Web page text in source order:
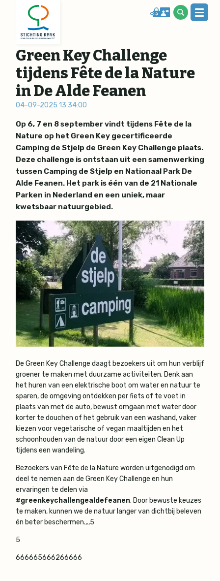
Green Key Challenge
tijdens Fête de la Nature
in De Alde Feanen
04-09-2025 13:34:00
Op 6, 7 en 8 september vindt tijdens Fête de la
Nature op het Green Key gecertificeerde
Camping de Stjelp de Green Key Challenge plaats.
Deze challenge is ontstaan uit een samenwerking
tussen Camping de Stjelp en Nationaal Park De
Alde Feanen. Het park is één van de 21 Nationale
Parken in Nederland en een uniek, maar
kwetsbaar natuurgebied.
De Green Key Challenge daagt bezoekers uit om hun verblijf
groener te maken met duurzame activiteiten. Denk aan
het huren van een elektrische boot om water en natuur te
sparen, de omgeving ontdekken per fiets of te voet in
plaats van met de auto, bewust omgaan met water door
korter te douchen of het gebruik van een washand, vaker
kiezen voor vegetarische of vegan maaltijden en het
schoonhouden van de natuur door een eigen Clean Up
tijdens een wandeling.
Bezoekers van Fête de la Nature worden uitgenodigd om
deel te nemen aan de Green Key Challenge en hun
ervaringen te delen via
#greenkeychallengealdefeanen. Door bewuste keuzes
te maken, kunnen we de natuur langer van dichtbij beleven
én beter beschermen.,.,5
5
666665666266666